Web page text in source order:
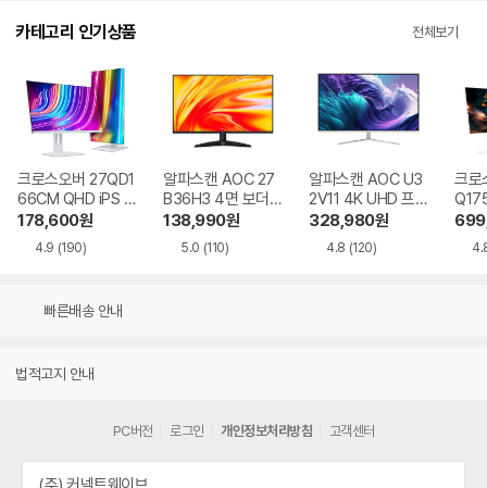
카테고리 인기상품 전체보기
크로스오버 27QD1
66CM QHD iPS U
SB-C 화이트 Ai 멀
티스탠드
178,600원
4.9 (190)
알파스캔 AOC 27
B36H3 4면 보더리
스 IPS 120 시력보
호 무결점
138,990원
5.0 (110)
알파스캔 AOC U3
2V11 4K UHD 프리
싱크 HDR 시력보호
무결점
328,980원
4.8 (120)
크로
Ai
빠른배송 안내
법적고지 안내
PC버전 로그인 개인정보처리방침 고객센터